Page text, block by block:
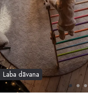
Laba dāvana